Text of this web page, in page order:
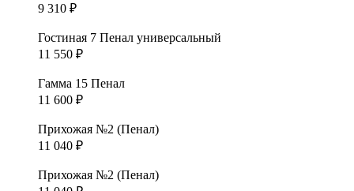
9 310 ₽
Гостиная 7 Пенал универсальный
11 550 ₽
Гамма 15 Пенал
11 600 ₽
Прихожая №2 (Пенал)
11 040 ₽
Прихожая №2 (Пенал)